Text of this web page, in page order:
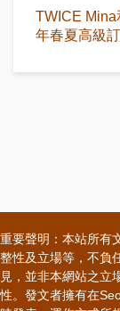
TWICE
年春夏高級
重要聲明：本站所有
整性及立場等，不負
見，並非本網站之立
性。發文者擁有在